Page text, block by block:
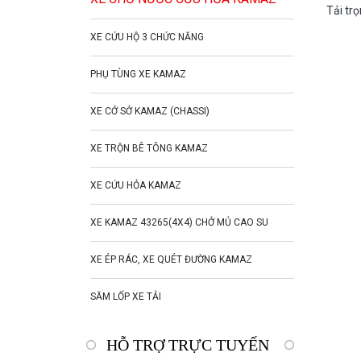
XE CỨU HỘ 3 CHỨC NĂNG
PHỤ TÙNG XE KAMAZ
XE CỞ SỞ KAMAZ (CHASSI)
XE TRỘN BÊ TÔNG KAMAZ
XE CỨU HỎA KAMAZ
XE KAMAZ 43265(4X4) CHỞ MỦ CAO SU
XE ÉP RÁC, XE QUÉT ĐƯỜNG KAMAZ
SĂM LỐP XE TẢI
HỖ TRỢ TRỰC TUYẾN
Tải